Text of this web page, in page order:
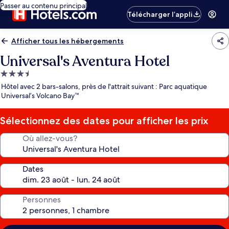
Passer au contenu principal
Télécharger l’appli
Afficher tous les hébergements
Universal's Aventura Hotel
Hébergement
3.5 étoiles
Hôtel avec 2 bars-salons, près de l'attrait suivant : Parc aquatique
Universal’s Volcano Bay™
Sélectionnez des dates pour afficher les prix
Où allez-vous?
Dates
Personnes